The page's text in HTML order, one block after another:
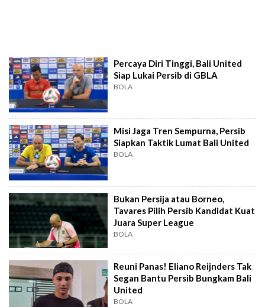
Percaya Diri Tinggi, Bali United
Siap Lukai Persib di GBLA
BOLA
Misi Jaga Tren Sempurna, Persib
Siapkan Taktik Lumat Bali United
BOLA
Bukan Persija atau Borneo,
Tavares Pilih Persib Kandidat Kuat
Juara Super League
BOLA
Reuni Panas! Eliano Reijnders Tak
Segan Bantu Persib Bungkam Bali
United
BOLA